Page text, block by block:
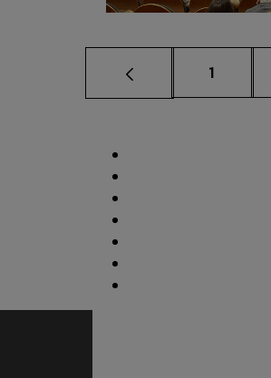
Página
1